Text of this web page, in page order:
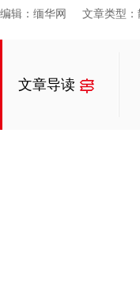
编辑：缅华网 文章类型
文章导读